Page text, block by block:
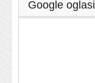
Google oglasi